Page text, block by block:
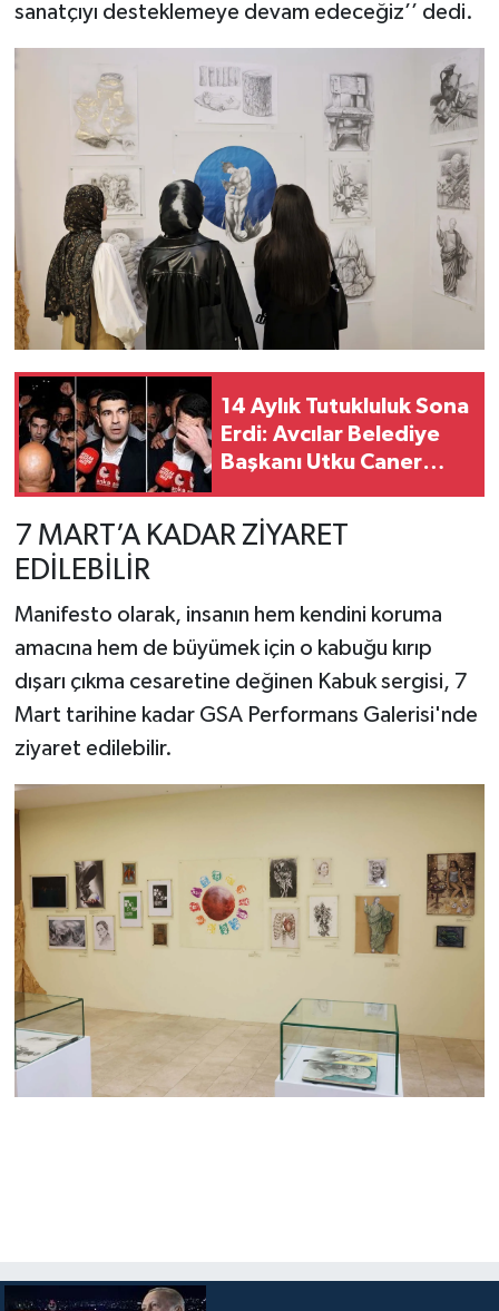
sanatçıyı desteklemeye devam edeceğiz’’ dedi.
14 Aylık Tutukluluk Sona
Erdi: Avcılar Belediye
Başkanı Utku Caner
Çıktı
7 MART’A KADAR ZİYARET
EDİLEBİLİR
Manifesto olarak, insanın hem kendini koruma
amacına hem de büyümek için o kabuğu kırıp
dışarı çıkma cesaretine değinen Kabuk sergisi, 7
Mart tarihine kadar GSA Performans Galerisi'nde
ziyaret edilebilir.